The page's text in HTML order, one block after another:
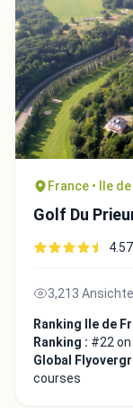
France • Ile
Golf Du
3,213
Ranking Ile de
Ranking : #22
Global
courses